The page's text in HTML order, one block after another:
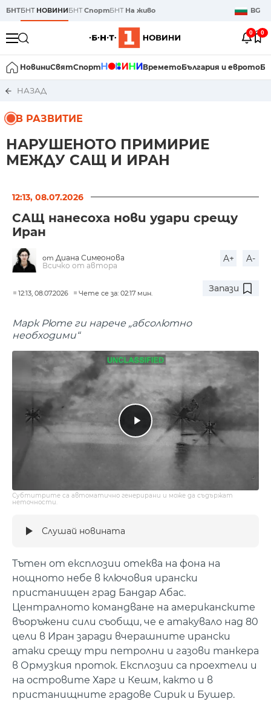
БНТБНТ НОВИНИБНТСпортБНТ На живо BG
0 0
НовиниСвятСпорт ВреметоБългария и еврото
НАЗАД
В РАЗВИТИЕ
НАРУШЕНОТО ПРИМИРИЕ
МЕЖДУ САЩ И ИРАН
12:13, 08.07.2026
САЩ нанесоха нови удари срещу
Иран
от Диана Симеонова
Всичко от автора
A+ A-
12:13, 08.07.2026 Чете се за: 02:17 мин. Запази
Марк Рюте ги нарече „абсолютно
необходими“
Субтитрите са автоматично генерирани и може да съдържат
неточности.
Слушай новината
Тътен от експлозии отеква на фона на
нощното небе в ключовия ирански
пристанищен град Бандар Абас.
Централното командване на американските
въоръжени сили съобщи, че е атакувало над 80
цели в Иран заради вчерашните ирански
атаки срещу три петролни и газови танкера
в Ормузкия проток. Експлозии са проехтели и
на островите Харг и Кешм, както и в
пристанищните градове Сирик и Бушер.